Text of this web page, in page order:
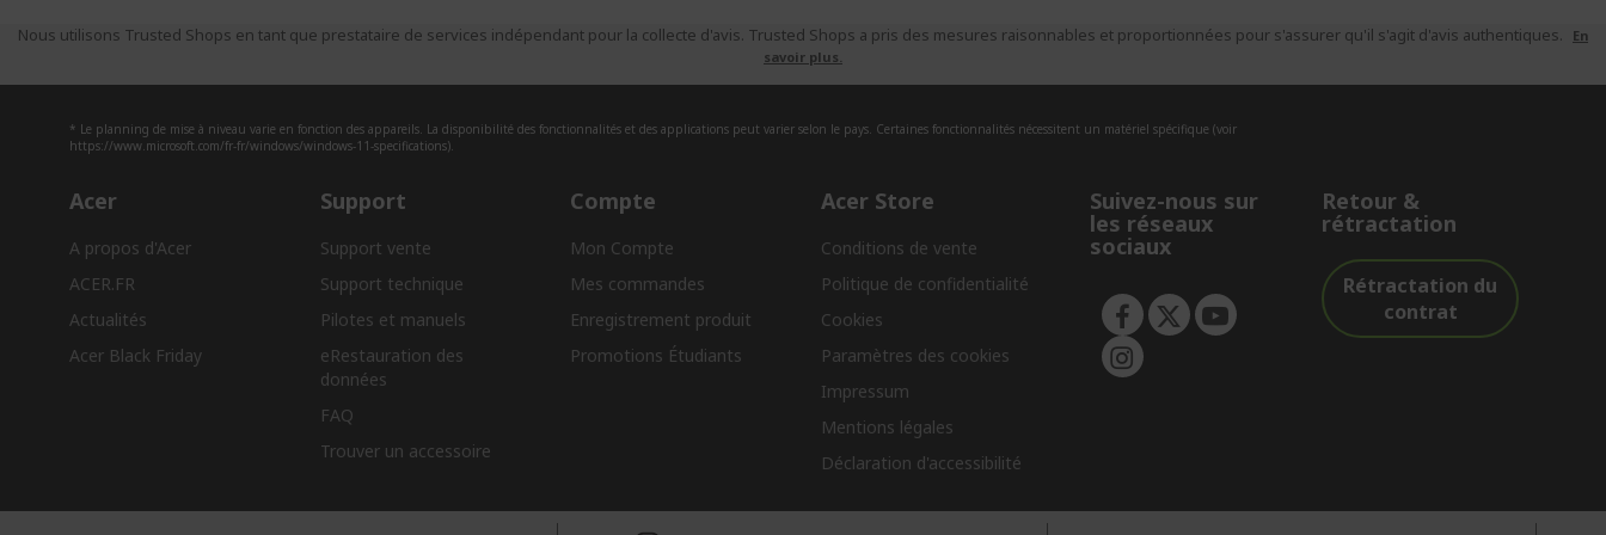
Nous utilisons Trusted Shops en tant que prestataire de services indépendant pour la collecte d'avis. Trusted Shops a pris des mesures raisonnables et proportionnées pour s'assurer qu'il s'agit d'avis authentiques.
En
savoir plus.
* Le planning de mise à niveau varie en fonction des appareils. La disponibilité des fonctionnalités et des applications peut varier selon le pays. Certaines fonctionnalités nécessitent un matériel spécifique (voir
https://www.microsoft.com/fr-fr/windows/windows-11-specifications).
Acer
A propos d'Acer
ACER.FR
Actualités
Acer Black Friday
Support
Support vente
Support technique
Pilotes et manuels
eRestauration des
données​
FAQ
Trouver un accessoire
Compte
Mon Compte
Mes commandes
Enregistrement produit
Promotions Étudiants
Acer Store
Conditions de vente
Politique de confidentialité
Cookies
Paramètres des cookies
Impressum
Mentions légales
Déclaration d'accessibilité
Suivez-nous sur
les réseaux
sociaux
Retour &
rétractation
Rétractation du
contrat